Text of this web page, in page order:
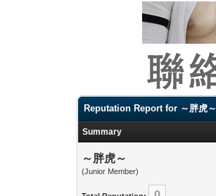
Reputation Report for ～胖虎～
Summary
～胖虎～
(Junior Member)